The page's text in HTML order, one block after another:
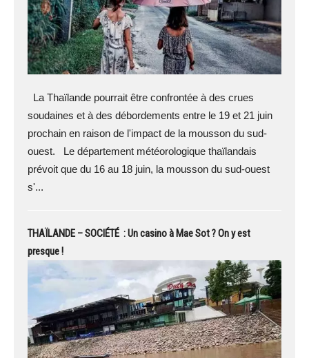
La Thaïlande pourrait être confrontée à des crues
soudaines et à des débordements entre le 19 et 21 juin
prochain en raison de l'impact de la mousson du sud-
ouest. Le département météorologique thaïlandais
prévoit que du 16 au 18 juin, la mousson du sud-ouest
s'...
THAÏLANDE – SOCIÉTÉ : Un casino à Mae Sot ? On y est
presque !